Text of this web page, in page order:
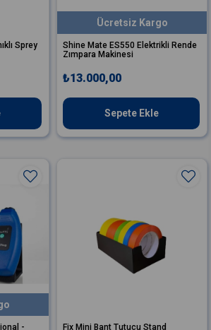
Sprey
Shine Mate ES550 Elektrikli Rende
Zımpara Makinesi
₺13.000,00
Sepete Ekle
Ücretsiz Kargo
-
Fix Mini Bant Tutucu Stand